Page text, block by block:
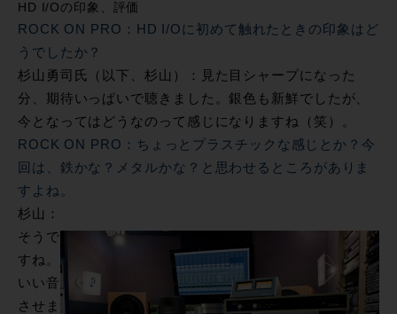
HD I/Oの印象、評価
ROCK ON PRO：HD I/Oに初めて触れたときの印象はど
うでしたか？
杉山勇司氏（以下、杉山）：見た目シャープになった
分、期待いっぱいで聴きました。銀色も新鮮でしたが、
今となってはどうなのって感じになりますね（笑）。
ROCK ON PRO：ちょっとプラスチックな感じとか？今
回は、鉄かな？メタルかな？と思わせるところがありま
すよね。
杉山：
そうで
すね。
いい音
させま